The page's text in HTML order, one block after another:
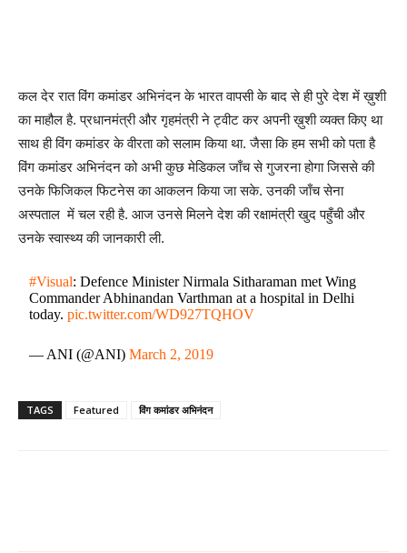
कल देर रात विंग कमांडर अभिनंदन के भारत वापसी के बाद से ही पुरे देश में ख़ुशी
का माहौल है. प्रधानमंत्री और गृहमंत्री ने ट्वीट कर अपनी ख़ुशी व्यक्त किए था
साथ ही विंग कमांडर के वीरता को सलाम किया था. जैसा कि हम सभी को पता है
विंग कमांडर अभिनंदन को अभी कुछ मेडिकल जाँच से गुजरना होगा जिससे की
उनके फिजिकल फिटनेस का आकलन किया जा सके. उनकी जाँच सेना
अस्पताल में चल रही है. आज उनसे मिलने देश की रक्षामंत्री खुद पहुँची और
उनके स्वास्थ्य की जानकारी ली.
#Visual: Defence Minister Nirmala Sitharaman met Wing
Commander Abhinandan Varthman at a hospital in Delhi
today.pic.twitter.com/WD927TQHOV
— ANI (@ANI)March 2, 2019
TAGS Featured विंग कमांडर अभिनंदन